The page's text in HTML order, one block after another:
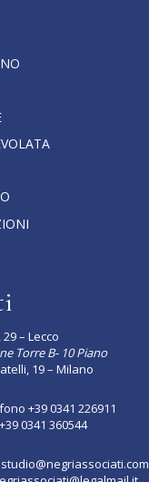
– Lecco
Torre B- 10 Piano
19 – Milano
+39 0341 226911
0341 360544
studio@negriassociati.com